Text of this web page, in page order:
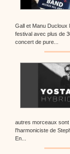
Gall et Manu Ducloux
festival avec plus de
concert de pure...
autres morceaux sont
l'harmoniciste de
En...